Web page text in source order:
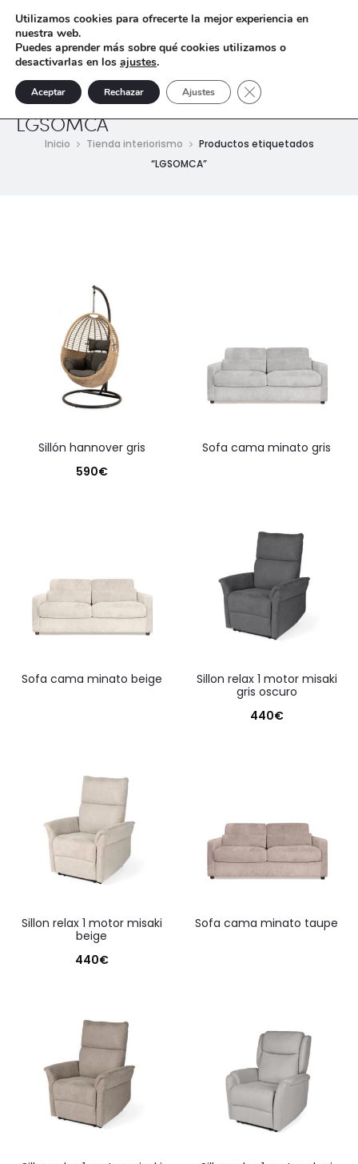
LGSOMCA
Inicio Tienda interiorismo
Productos etiquetados
“LGSOMCA”
sillón hannover gris
590€
sofa cama minato gris
sofa cama minato beige
sillon relax 1 motor misaki
gris oscuro
440€
sillon relax 1 motor misaki
beige
440€
sofa cama minato taupe
Utilizamos cookies para ofrecerte la mejor experiencia en
nuestra web.
Puedes aprender más sobre qué cookies utilizamos o
desactivarlas en los ajustes.
Aceptar Rechazar Ajustes Cerrar el banner de